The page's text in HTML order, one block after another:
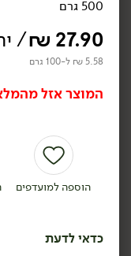
24.90
₪/ יח׳
250 גרם
9.96 ₪ ל-100 גרם
500 גרם
27.90
₪
/
5.58 ₪ ל-100 גרם
המוצר אזל
הוספה למועדפים
כדאי לדעת